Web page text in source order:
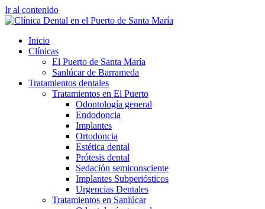
Ir al contenido
Inicio
Clínicas
El Puerto de Santa María
Sanlúcar de Barrameda
Tratamientos dentales
Tratamientos en El Puerto
Odontología general
Endodoncia
Implantes
Ortodoncia
Estética dental
Prótesis dental
Sedación semiconsciente
Implantes Subperiósticos
Urgencias Dentales
Tratamientos en Sanlúcar